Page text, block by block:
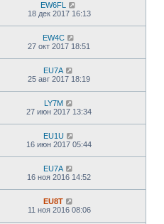
EW6FL
18 дек 2017 16:13
EW4C
27 окт 2017 18:51
EU7A
25 авг 2017 18:19
LY7M
27 июн 2017 13:34
EU1U
16 июн 2017 05:44
EU7A
16 ноя 2016 14:52
EU8T
11 ноя 2016 08:06